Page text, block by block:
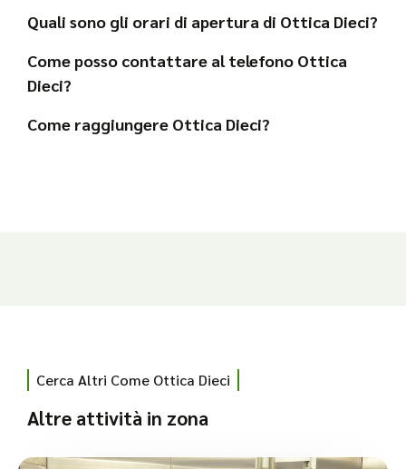
Quali sono gli orari di apertura di Ottica Dieci?
Come posso contattare al telefono Ottica
Dieci?
Come raggiungere Ottica Dieci?
Cerca Altri Come Ottica Dieci
Altre attività in zona